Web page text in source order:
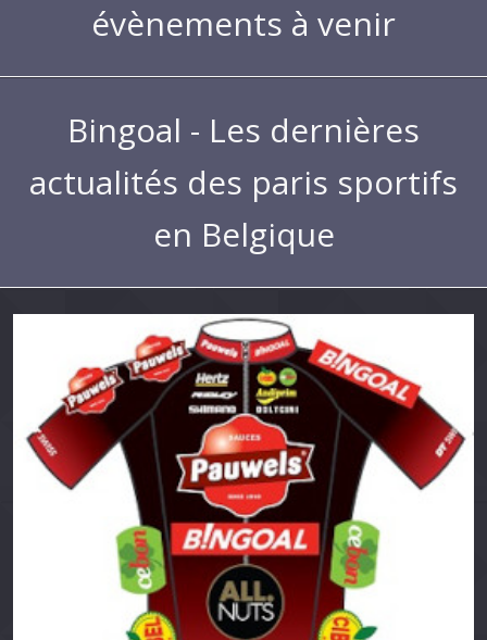
évènements à venir
Bingoal - Les dernières
actualités des paris sportifs
en Belgique